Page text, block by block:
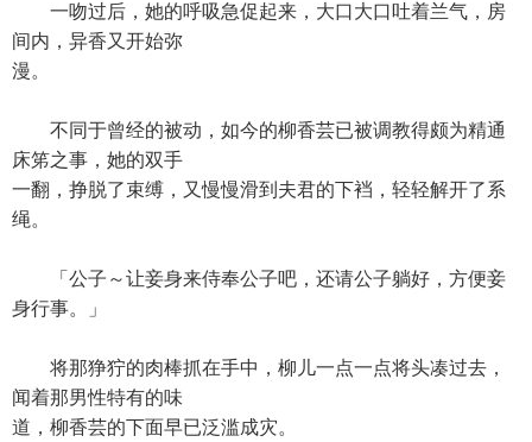
一吻过后，她的呼吸急促起来，大口大口吐着兰气，房
间内，异香又开始弥
漫。
不同于曾经的被动，如今的柳香芸已被调教得颇为精通
床笫之事，她的双手
一翻，挣脱了束缚，又慢慢滑到夫君的下裆，轻轻解开了系
绳。
「公子～让妾身来侍奉公子吧，还请公子躺好，方便妾
身行事。」
将那狰狞的肉棒抓在手中，柳儿一点一点将头凑过去，
闻着那男性特有的味
道，柳香芸的下面早已泛滥成灾。